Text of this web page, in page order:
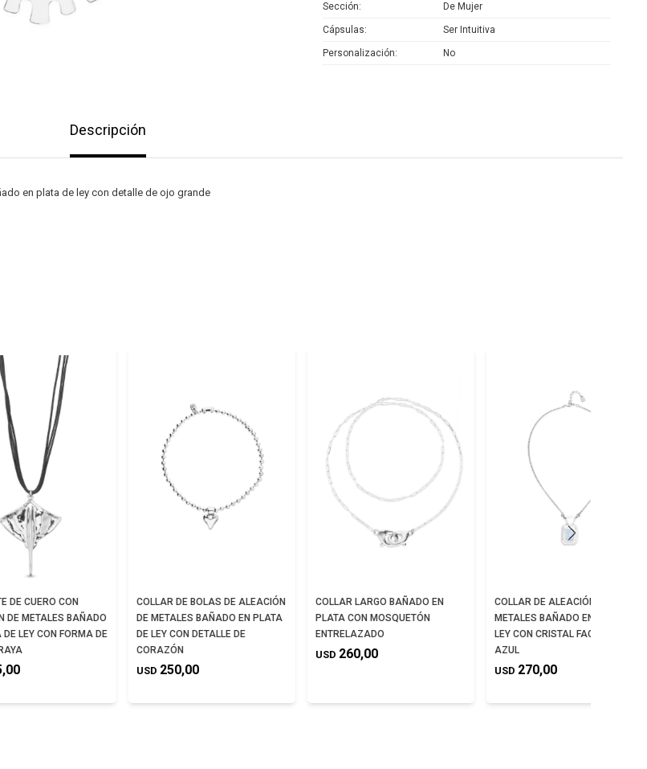
Sección De Mujer
Cápsulas Ser Intuitiva
Personalización No
Descripción
en plata de ley con detalle de ojo grande
DE CUERO CON
DE METALES BAÑADO
DE LEY CON FORMA DE
COLLAR DE BOLAS DE ALEACIÓN
DE METALES BAÑADO EN PLATA
DE LEY CON DETALLE DE
CORAZÓN
USD 250,00
COLLAR LARGO BAÑADO EN
PLATA CON MOSQUETÓN
ENTRELAZADO
USD 260,00
COLLAR DE ALEACIÓN DE
METALES BAÑADO EN PLATA DE
LEY CON CRISTAL FACETADO
AZUL
USD 270,00